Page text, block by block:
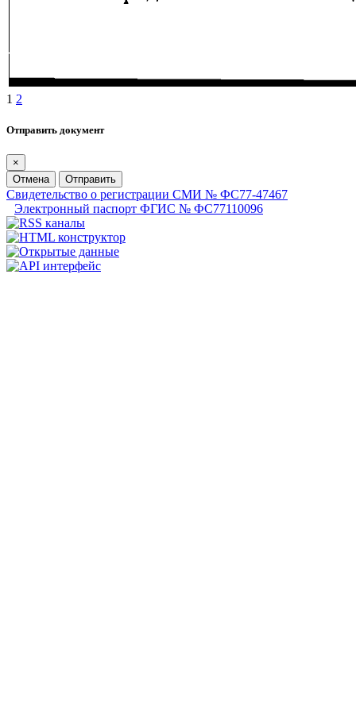
1 2
Отправить документ
×
Отмена
Отправить
Свидетельство о регистрации СМИ № ФС77-47467
Электронный паспорт ФГИС № ФС77110096